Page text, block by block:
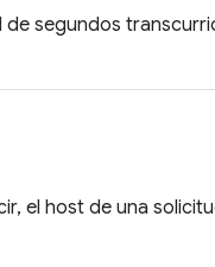
segundos
el host de una